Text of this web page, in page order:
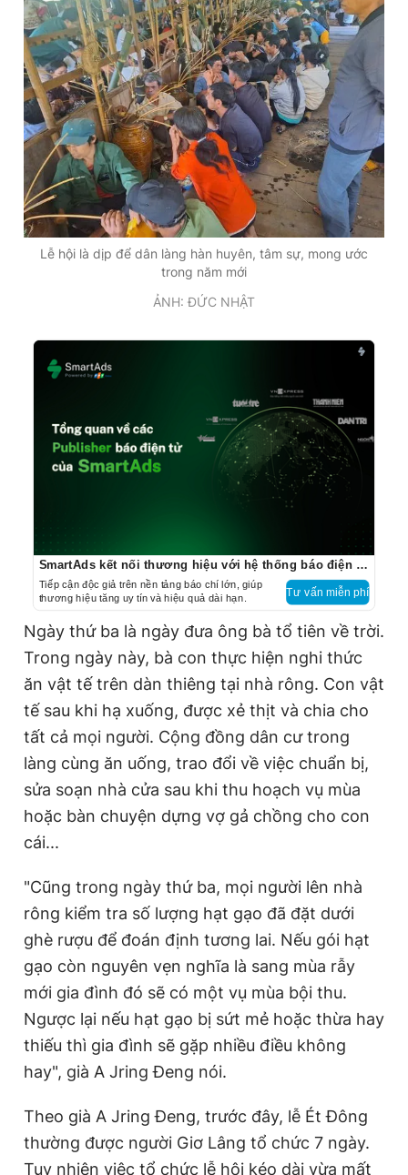
Lễ hội là dịp để dân làng hàn huyên, tâm sự, mong ước
trong năm mới
ẢNH: ĐỨC NHẬT
SmartAds kết nối thương hiệu với hệ thống báo điện tử hàng đầu
Tiếp cận độc giả trên nền tảng báo chí lớn, giúp
thương hiệu tăng uy tín và hiệu quả dài hạn.
Tư vấn miễn phí
Ngày thứ ba là ngày đưa ông bà tổ tiên về trời.
Trong ngày này, bà con thực hiện nghi thức
ăn vật tế trên dàn thiêng tại nhà rông. Con vật
tế sau khi hạ xuống, được xẻ thịt và chia cho
tất cả mọi người. Cộng đồng dân cư trong
làng cùng ăn uống, trao đổi về việc chuẩn bị,
sửa soạn nhà cửa sau khi thu hoạch vụ mùa
hoặc bàn chuyện dựng vợ gả chồng cho con
cái...
"Cũng trong ngày thứ ba, mọi người lên nhà
rông kiểm tra số lượng hạt gạo đã đặt dưới
ghè rượu để đoán định tương lai. Nếu gói hạt
gạo còn nguyên vẹn nghĩa là sang mùa rẫy
mới gia đình đó sẽ có một vụ mùa bội thu.
Ngược lại nếu hạt gạo bị sứt mẻ hoặc thừa hay
thiếu thì gia đình sẽ gặp nhiều điều không
hay", già A Jring Đeng nói.
Theo già A Jring Đeng, trước đây, lễ Ét Đông
thường được người Giơ Lâng tổ chức 7 ngày.
Tuy nhiên việc tổ chức lễ hội kéo dài vừa mất